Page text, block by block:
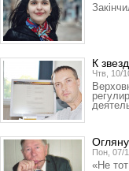
К
Чтв, 10/
Пон, 07/
«Не